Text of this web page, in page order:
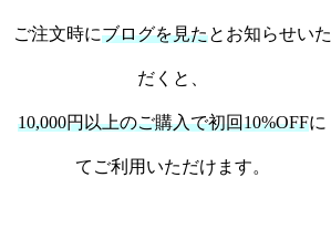
ご注文時にブログを見たとお知らせいた
だくと、
10,000円以上のご購入で初回10%OFFに
てご利用いただけます。